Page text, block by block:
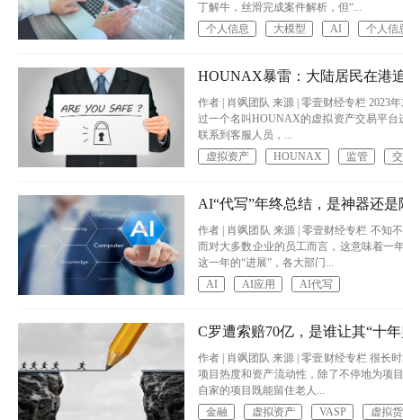
丁解牛，丝滑完成案件解析，但“...
个人信息
大模型 AI 个人信
HOUNAX暴雷：大陆居民在港
作者 | 肖飒团队​ 来源 | 零壹财经专栏 2023
过一个名叫HOUNAX的虚拟资产交易平
联系到客服人员，...
虚拟资产
HOUNAX 监管
AI“代写”年终总结，是神器还是
作者 | 肖飒团队 来源 | 零壹财经专栏 不知
而对大多数企业的员工而言，这意味着一
这一年的“进展”，各大部门...
AI
AI应用 AI代写
C罗遭索赔70亿，是谁让其“十
作者 | 肖飒团队 来源 | 零壹财经专栏 很长
项目热度和资产流动性，除了不停地为项
自家的项目既能留住老人...
金融
虚拟资产 VASP 虚拟